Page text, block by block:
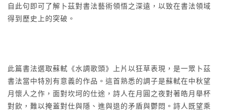
自此句即可了解卜茲對書法藝術領悟之深遠，以致在書法領域
得到歷史上的突破。
此篇書法選取蘇軾《水調歌頭》上片以狂草表現，是一眾卜茲
書法當中特別有意義的作品。這首熟悉的調子是蘇軾在中秋望
月懷人之作，面對坎坷的仕途，詩人在月圓之夜對著皓月舉杯
對飲，難以掩蓋對仕與隱、進與退的矛盾與鬱悶。詩人既望乘